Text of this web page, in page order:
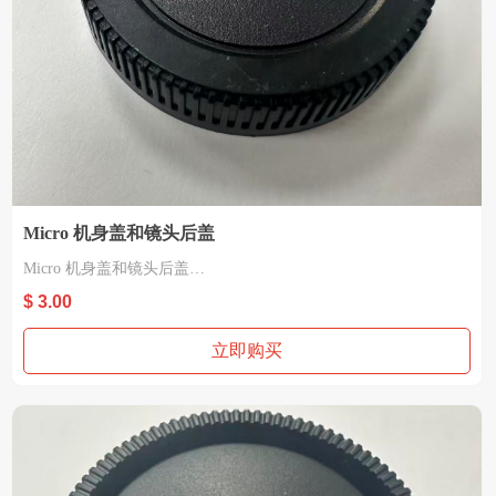
Micro 机身盖和镜头后盖
Micro 机身盖和镜头后盖
材质：塑胶
$ 3.00
立即购买